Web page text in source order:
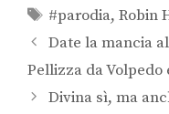
#parodia,Robin
Date la mancia
Pellizza da Volpedo
Divina sì, ma